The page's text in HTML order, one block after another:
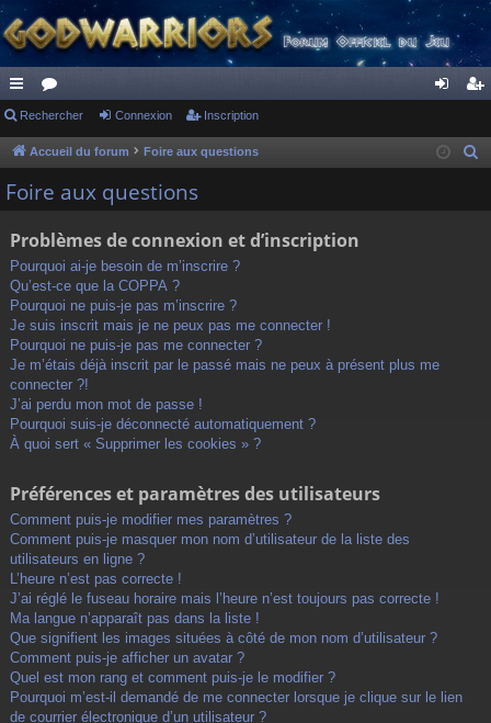
ac
co
ur
s
or
u ne cri
Rechercher Connexion Inscription
Accueil du forum Foire aux questions
Foire aux questions
Problèmes de connexion et d’inscription
Pourquoi ai-je besoin de m’inscrire ?
Qu’est-ce que la COPPA ?
Pourquoi ne puis-je pas m’inscrire ?
Je suis inscrit mais je ne peux pas me connecter !
Pourquoi ne puis-je pas me connecter ?
Je m’étais déjà inscrit par le passé mais ne peux à présent plus me
connecter ?!
J’ai perdu mon mot de passe !
Pourquoi suis-je déconnecté automatiquement ?
À quoi sert « Supprimer les cookies » ?
Préférences et paramètres des utilisateurs
Comment puis-je modifier mes paramètres ?
Comment puis-je masquer mon nom d’utilisateur de la liste des
utilisateurs en ligne ?
L’heure n’est pas correcte !
J’ai réglé le fuseau horaire mais l’heure n’est toujours pas correcte !
Ma langue n’apparaît pas dans la liste !
Que signifient les images situées à côté de mon nom d’utilisateur ?
Comment puis-je afficher un avatar ?
Quel est mon rang et comment puis-je le modifier ?
Pourquoi m’est-il demandé de me connecter lorsque je clique sur le lien
de courrier électronique d’un utilisateur ?